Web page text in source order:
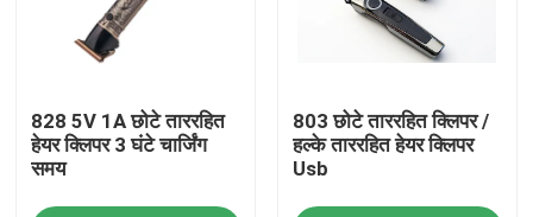
वीआर दिखाएँ
828 5V 1A छोटे ताररहित
हेयर क्लिपर 3 घंटे चार्जिंग
समय
803 छोटे ताररहित क्लिपर /
हल्के ताररहित हेयर क्लिपर
Usb